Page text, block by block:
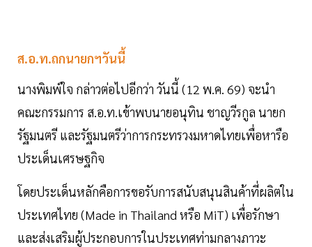
ส.อ.ท.ถกนายกฯวันนี้
นางพิมพ์ใจ กล่าวต่อไปอีกว่า วันนี้ (12 พ.ค. 69) จะนำ
คณะกรรมการ ส.อ.ท.เข้าพบนายอนุทิน ชาญวีรกูล นายก
รัฐมนตรี และรัฐมนตรีว่าการกระทรวงมหาดไทยเพื่อหารือ
ประเด็นเศรษฐกิจ
โดยประเด็นหลักคือการขอรับการสนับสนุนสินค้าที่ผลิตใน
ประเทศไทย (Made in Thailand หรือ MiT) เพื่อรักษา
และส่งเสริมผู้ประกอบการในประเทศท่ามกลางภาวะ